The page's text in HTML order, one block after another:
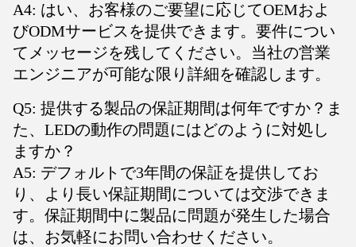
A4: はい、お客様のご要望に応じてOEMおよ
びODMサービスを提供できます。要件につい
てメッセージを残してください。当社の営業
エンジニアが可能な限り詳細を確認します。
Q5: 提供する製品の保証期間は何年ですか？ま
た、LEDの動作の問題にはどのように対処し
ますか？
A5: デフォルトで3年間の保証を提供してお
り、より長い保証期間については交渉できま
す。保証期間中に製品に問題が発生した場合
は、お気軽にお問い合わせください。